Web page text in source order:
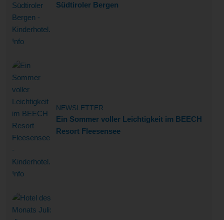
Südtiroler Bergen
NEWSLETTER
Ein Sommer voller Leichtigkeit im BEECH
Resort Fleesensee